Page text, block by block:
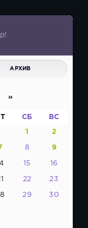
АРХИВ
»
СБ ВС
1 2
8 9
15 16
22 23
29 30